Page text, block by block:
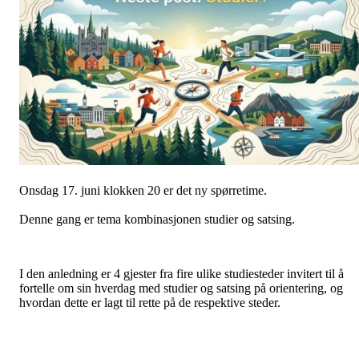
Onsdag 17. juni klokken 20 er det ny spørretime.
Denne gang er tema kombinasjonen studier og satsing.
I den anledning er 4 gjester fra fire ulike studiesteder invitert til å
fortelle om sin hverdag med studier og satsing på orientering, og
hvordan dette er lagt til rette på de respektive steder.